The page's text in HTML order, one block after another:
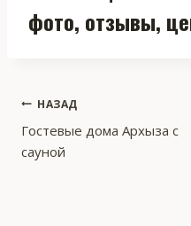
фото, отзывы,
Навигация
по
НАЗАД
Гостевые дома Архыза с
сауной